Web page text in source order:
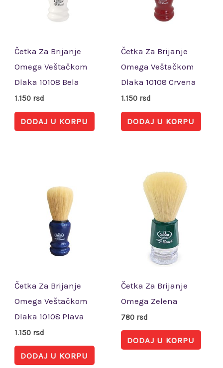
Četka Za Brijanje
Omega Veštačkom
Dlaka 10108 Bela
1.150 rsd
DODAJ U KORPU
Četka Za Brijanje
Omega Veštačkom
Dlaka 10108 Crvena
1.150 rsd
DODAJ U KORPU
Četka Za Brijanje
Omega Veštačkom
Dlaka 10108 Plava
1.150 rsd
DODAJ U KORPU
Četka Za Brijanje
Omega Zelena
780 rsd
DODAJ U KORPU